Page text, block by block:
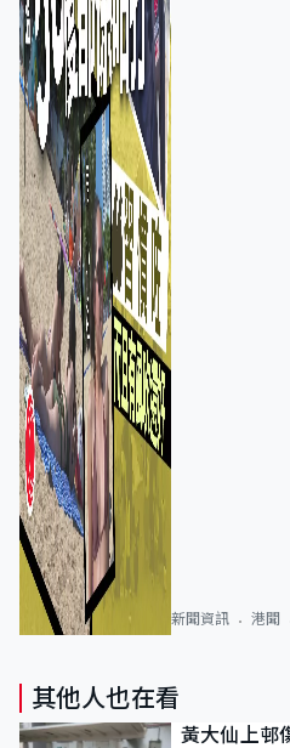
新聞資訊 港聞
其他人也在看
黃大仙上邨